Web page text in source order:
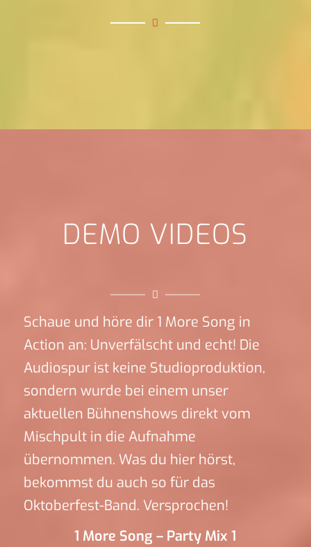
DEMO VIDEOS
Schaue und höre dir 1 More Song in
Action an: Unverfälscht und echt! Die
Audiospur ist keine Studioproduktion,
sondern wurde bei einem unser
aktuellen Bühnenshows direkt vom
Mischpult in die Aufnahme
übernommen. Was du hier hörst,
bekommst du auch so für das
Oktoberfest-Band. Versprochen!
1 More Song – Party Mix 1